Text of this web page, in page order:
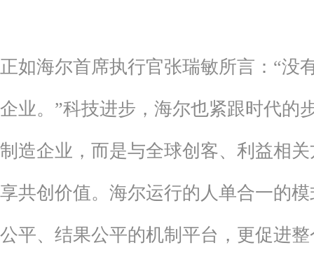
正如海尔首席执行官张瑞敏所言：“没
企业。”科技进步，海尔也紧跟时代的
制造企业，而是与全球创客、利益相
享共创价值。海尔运行的人单合一的
公平、结果公平的机制平台，更促进